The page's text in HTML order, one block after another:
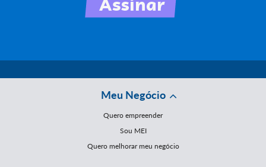
Meu Negócio
Quero empreender
Sou MEI
Quero melhorar meu negócio